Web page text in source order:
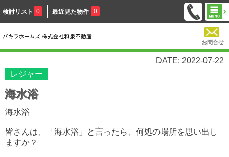
検討リスト 0 最近見た物件 0
お問合せ
DATE: 2022-07-22
レジャー
海水浴
海水浴
皆さんは、「海水浴」と言ったら、何処の場所を思い出し
ますか？